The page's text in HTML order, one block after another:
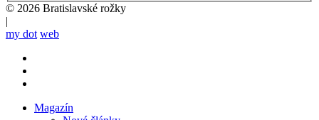
© 2026 Bratislavské rožky
|
my dot web
Magazín